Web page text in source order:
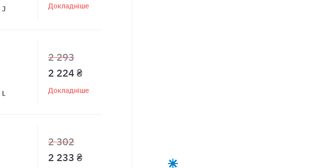
J Докладніше
L
2 293
2 224 ₴
Докладніше
2 302
2 233 ₴